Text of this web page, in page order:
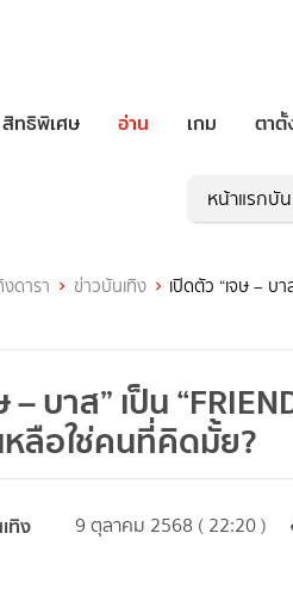
สิทธิพิเศษ อ่าน เกม ตาตั้
หน้าแรกบั
งดารา ข่าวบันเทิง เปิดตัว “เจษ – บ
– บาส” เป็น
ลือใช่คนที่คิดมั้ย?
ทิง 9 ตุลาคม 2568 ( 22:20 )